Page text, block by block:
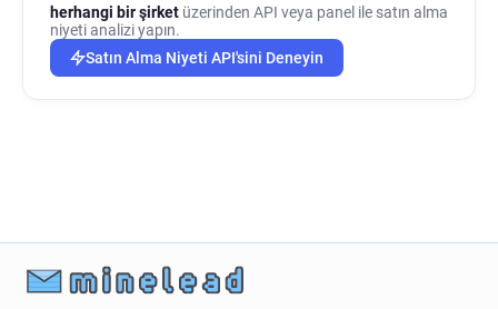
herhangi bir şirket üzerinden API veya panel ile satın alma
niyeti analizi yapın.
Satın Alma Niyeti API'sini Deneyin